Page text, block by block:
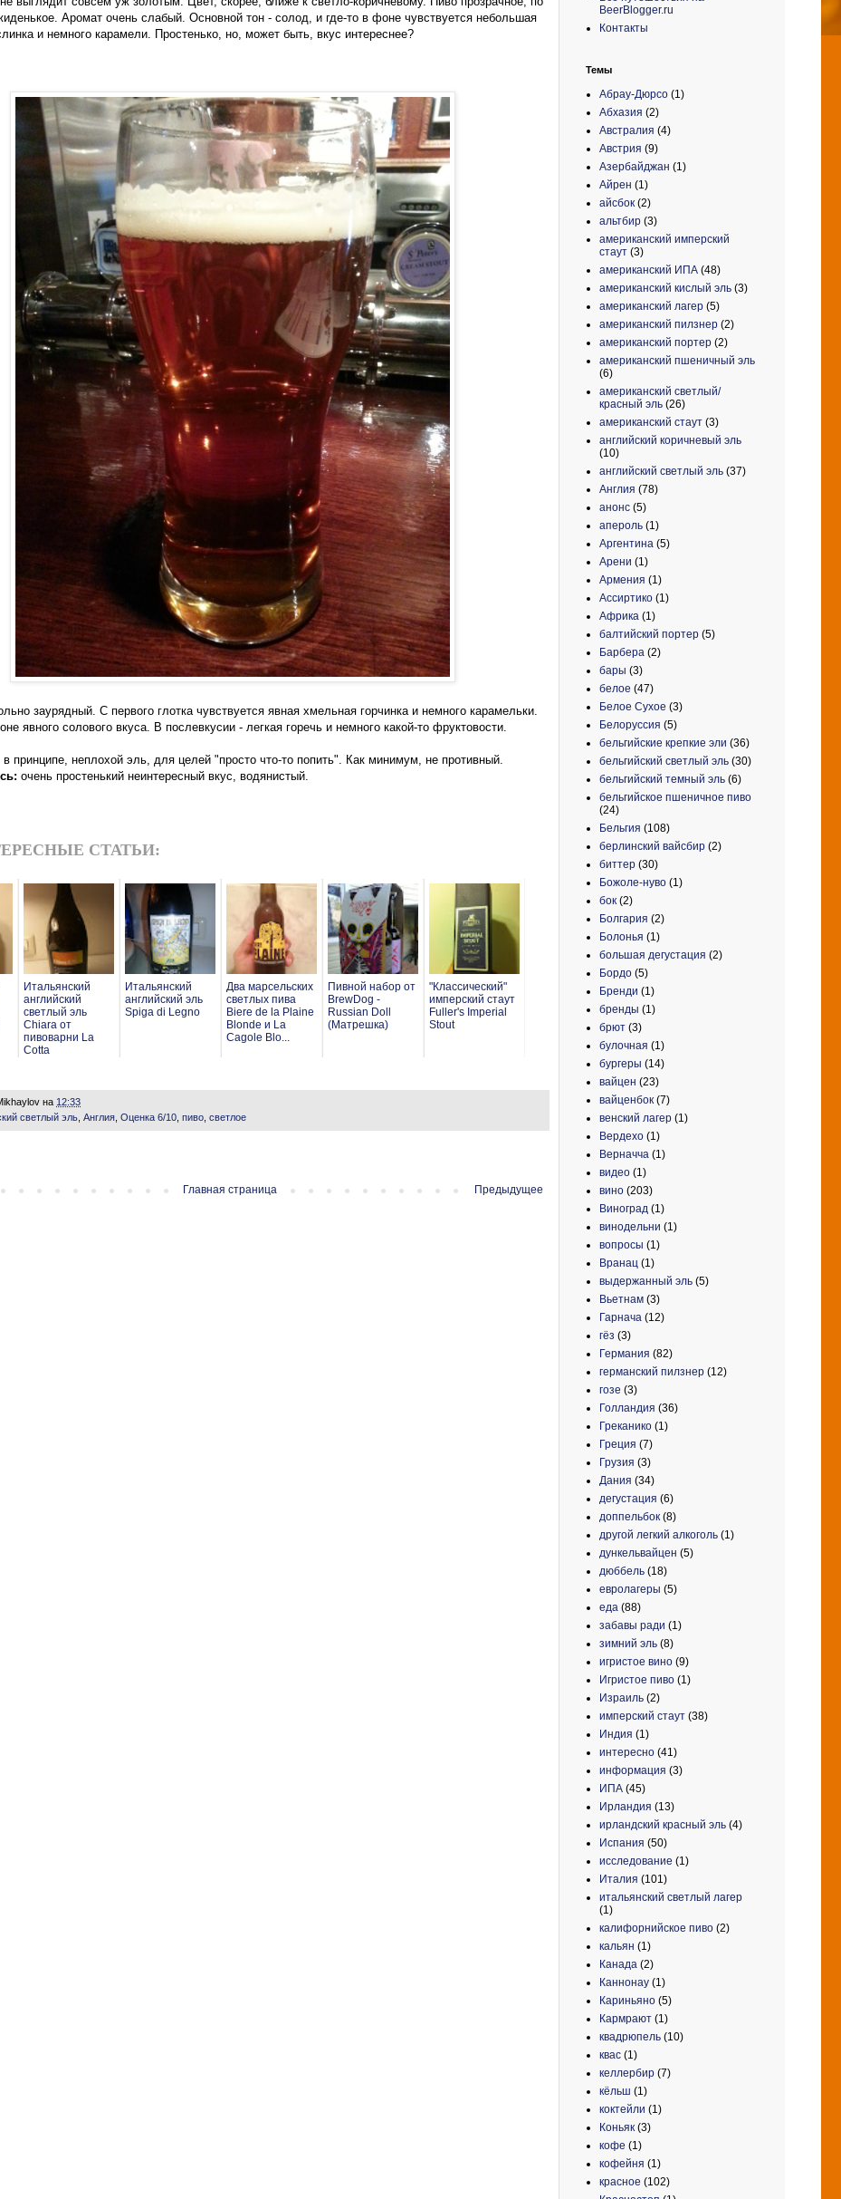
Аромат очень слабый. Основной тон - солод, и где-то в фоне чувствуется небольшая
и немного карамели. Простенько, но, может быть, вкус интереснее?
заурядный. С первого глотка чувствуется явная хмельная горчинка и немного карамельки.
явного солового вкуса. В послевкусии - легкая горечь и немного какой-то фруктовости.
в принципе, неплохой эль, для целей "просто что-то попить". Как минимум, не противный.
очень простенький неинтересный вкус, водянистый.
СТАТЬИ:
Итальянский
английский
светлый эль
Chiara от
пивоварни La
Cotta
Итальянский
английский эль
Spiga di Legno
Два марсельских
светлых пива
Biere de la Plaine
Blonde и La
Cagole Blo...
Пивной набор от
BrewDog -
Russian Doll
(Матрешка)
"Классический"
имперский стаут
Fuller's Imperial
Stout
на 12:33
светлый эль Англия Оценка 6/10 пиво светлое
Предыдущее
Главная страница
BeerBlogger.ru
Контакты
Темы
Абрау-Дюрсо (1)
Абхазия (2)
Австралия (4)
Австрия (9)
Азербайджан (1)
Айрен (1)
айсбок (2)
альтбир (3)
американский имперский
стаут (3)
американский ИПА (48)
американский кислый эль (3)
американский лагер (5)
американский пилзнер (2)
американский портер (2)
американский пшеничный эль
(6)
американский светлый/
красный эль (26)
американский стаут (3)
английский коричневый эль
(10)
английский светлый эль (37)
Англия (78)
анонс (5)
апероль (1)
Аргентина (5)
Арени (1)
Армения (1)
Ассиртико (1)
Африка (1)
балтийский портер (5)
Барбера (2)
бары (3)
белое (47)
Белое Сухое (3)
Белоруссия (5)
бельгийские крепкие эли (36)
бельгийский светлый эль (30)
бельгийский темный эль (6)
бельгийское пшеничное пиво
(24)
Бельгия (108)
берлинский вайсбир (2)
биттер (30)
Божоле-нуво (1)
бок (2)
Болгария (2)
Болонья (1)
большая дегустация (2)
Бордо (5)
Бренди (1)
бренды (1)
брют (3)
булочная (1)
бургеры (14)
вайцен (23)
вайценбок (7)
венский лагер (1)
Вердехо (1)
Верначча (1)
видео (1)
вино (203)
Виноград (1)
винодельни (1)
вопросы (1)
Вранац (1)
выдержанный эль (5)
Вьетнам (3)
Гарнача (12)
гёз (3)
Германия (82)
германский пилзнер (12)
гозе (3)
Голландия (36)
Греканико (1)
Греция (7)
Грузия (3)
Дания (34)
дегустация (6)
доппельбок (8)
другой легкий алкоголь (1)
дункельвайцен (5)
дюббель (18)
евролагеры (5)
еда (88)
забавы ради (1)
зимний эль (8)
игристое вино (9)
Игристое пиво (1)
Израиль (2)
имперский стаут (38)
Индия (1)
интересно (41)
информация (3)
ИПА (45)
Ирландия (13)
ирландский красный эль (4)
Испания (50)
исследование (1)
Италия (101)
итальянский светлый лагер
(1)
калифорнийское пиво (2)
кальян (1)
Канада (2)
Каннонау (1)
Кариньяно (5)
Кармрают (1)
квадрюпель (10)
квас (1)
келлербир (7)
кёльш (1)
коктейли (1)
Коньяк (3)
кофе (1)
кофейня (1)
красное (102)